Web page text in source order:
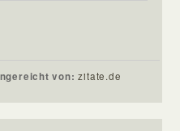
von:zitate.de